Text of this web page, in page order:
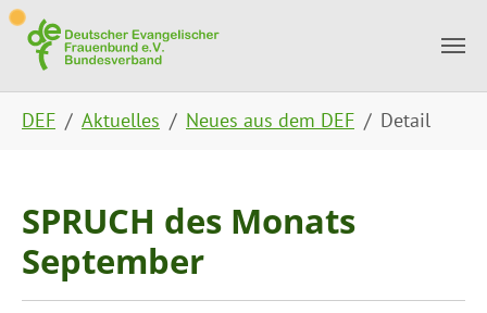
Skip to main content
Skip to page footer
DEF Aktuelles Neues aus dem DEF Detail
SPRUCH des Monats
September